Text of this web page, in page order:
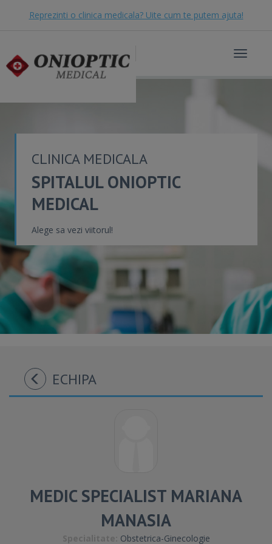
Reprezinti o clinica medicala? Uite cum te putem ajuta!
Toggle
CLINICA MEDICALA
SPITALUL ONIOPTIC
MEDICAL
Alege sa vezi viitorul!
ECHIPA
MEDIC SPECIALIST MARIANA
MANASIA
Obstetrica-Ginecologie